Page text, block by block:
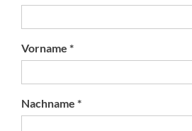
Vorname *
Nachname *